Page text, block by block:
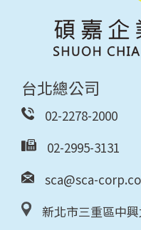
台北總公司
02-2278-2000
02-2995-3131
sca@sca-
新北市三重區中